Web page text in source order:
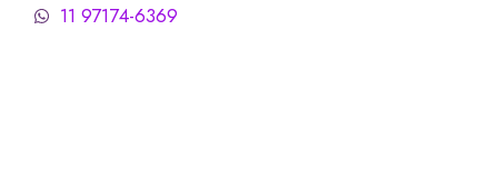
11 97174-6369